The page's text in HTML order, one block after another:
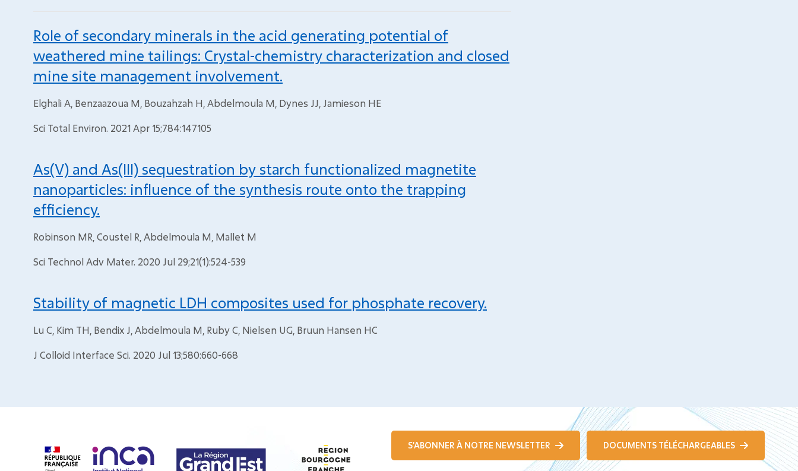
Role of secondary minerals in the acid generating potential of
weathered mine tailings: Crystal-chemistry characterization and closed
mine site management involvement.
Elghali A, Benzaazoua M, Bouzahzah H, Abdelmoula M, Dynes JJ, Jamieson HE
Sci Total Environ. 2021 Apr 15;784:147105
As(V) and As(III) sequestration by starch functionalized magnetite
nanoparticles: influence of the synthesis route onto the trapping
efficiency.
Robinson MR, Coustel R, Abdelmoula M, Mallet M
Sci Technol Adv Mater. 2020 Jul 29;21(1):524-539
Stability of magnetic LDH composites used for phosphate recovery.
Lu C, Kim TH, Bendix J, Abdelmoula M, Ruby C, Nielsen UG, Bruun Hansen HC
J Colloid Interface Sci. 2020 Jul 13;580:660-668
S'ABONNER À NOTRE NEWSLETTER DOCUMENTS TÉLÉCHARGEABLES